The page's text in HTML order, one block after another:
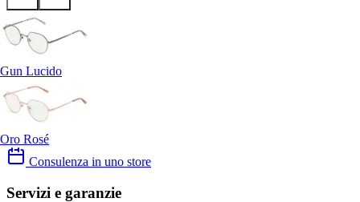
Gun Lucido
Oro Rosé
Consulenza in uno store
Servizi e garanzie